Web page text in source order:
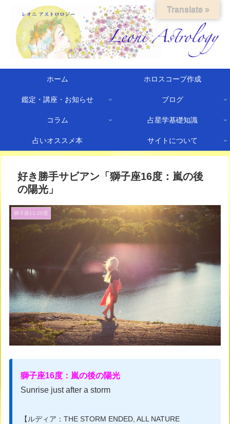
ホーム ホロスコープ作成
鑑定・講座・お知らせ ブログ
コラム 占星学基礎知識
占いオススメ本 サイトについて
好き勝手サビアン「獅子座16度：嵐の後
の陽光」
獅子座11-20度
獅子座16度：嵐の後の陽光
Sunrise just after a storm
【ルディア：THE STORM ENDED, ALL NATURE
Translate »